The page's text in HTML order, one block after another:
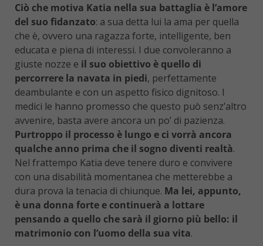
Ciò che motiva Katia nella sua battaglia è l’amore
del suo fidanzato: a sua detta lui la ama per quella
che è, ovvero una ragazza forte, intelligente, ben
educata e piena di interessi. I due convoleranno a
giuste nozze e il suo obiettivo è quello di
percorrere la navata in piedi, perfettamente
deambulante e con un aspetto fisico dignitoso. I
medici le hanno promesso che questo può senz’altro
avvenire, basta avere ancora un po’ di pazienza.
Purtroppo il processo è lungo e ci vorrà ancora
qualche anno prima che il sogno diventi realtà.
Nel frattempo Katia deve tenere duro e convivere
con una disabilità momentanea che metterebbe a
dura prova la tenacia di chiunque. Ma lei, appunto,
è una donna forte e continuerà a lottare
pensando a quello che sarà il giorno più bello: il
matrimonio con l’uomo della sua vita.